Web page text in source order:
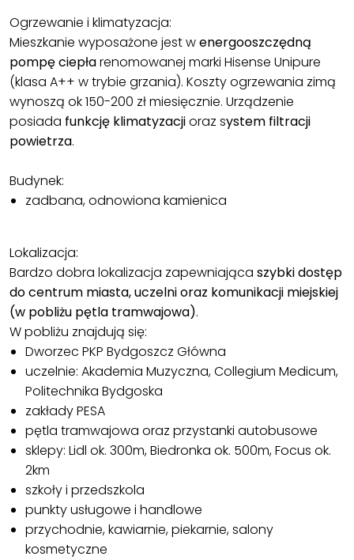
Ogrzewanie i klimatyzacja:
Mieszkanie wyposażone jest wenergooszczędną
pompę ciepłarenomowanej marki Hisense Unipure
(klasa A++ w trybie grzania). Koszty ogrzewania zimą
wynoszą ok 150-200 zł miesięcznie. Urządzenie
posiada funkcję klimatyzacjioraz system filtracji
powietrza.
Budynek:
zadbana, odnowiona kamienica
Lokalizacja:
Bardzo dobra lokalizacja zapewniająca szybki dostęp
do centrum miasta, uczelni oraz komunikacji miejskiej
(w pobliżu pętla tramwajowa).
W pobliżu znajdują się:
Dworzec PKP Bydgoszcz Główna
uczelnie: Akademia Muzyczna, Collegium Medicum,
Politechnika Bydgoska
zakłady PESA
pętla tramwajowa oraz przystanki autobusowe
sklepy: Lidl ok. 300m, Biedronka ok. 500m, Focus ok.
2km
szkoły i przedszkola
punkty usługowe i handlowe
przychodnie, kawiarnie, piekarnie, salony
kosmetyczne